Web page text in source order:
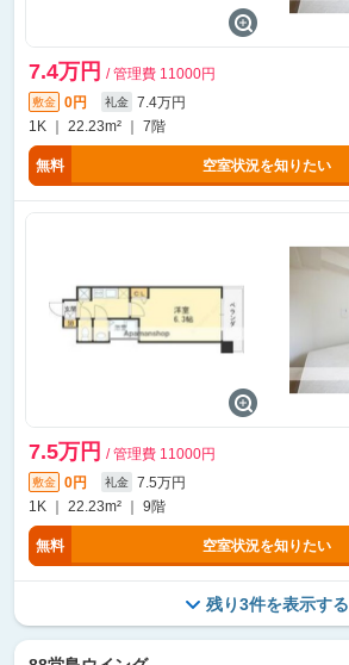
7.4万円 / 管理費 11000円
敷金 0円 礼金
7.4万円
1K ｜ 22.23m² ｜ 7階
無料 空室状況を知りたい
7.5万円 / 管理費 11000円
敷金 0円 礼金
7.5万円
1K ｜ 22.23m² ｜ 9階
無料 空室状況を知りたい
残り3件を表示する